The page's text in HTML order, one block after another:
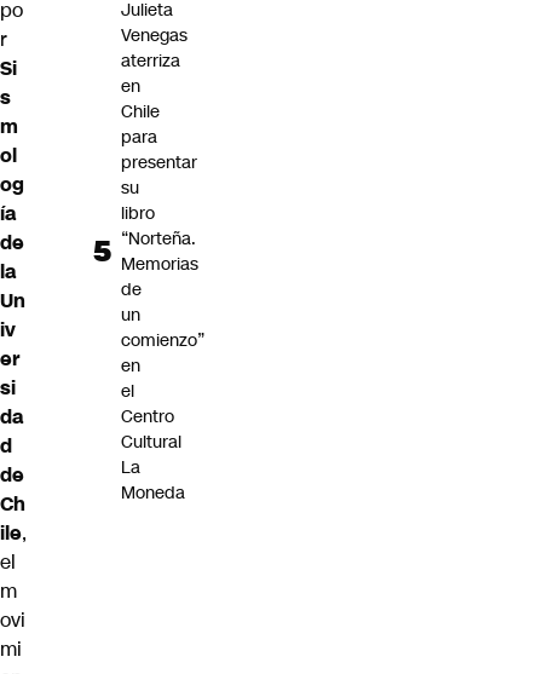
po
r
Si
s
m
ol
og
ía
de
la
Un
iv
er
si
da
d
de
Ch
ile,
el
m
ovi
mi
Julieta
Venegas
aterriza
en
Chile
para
presentar
su
libro
“Norteña.
Memorias
de
un
comienzo”
en
el
Centro
Cultural
La
Moneda